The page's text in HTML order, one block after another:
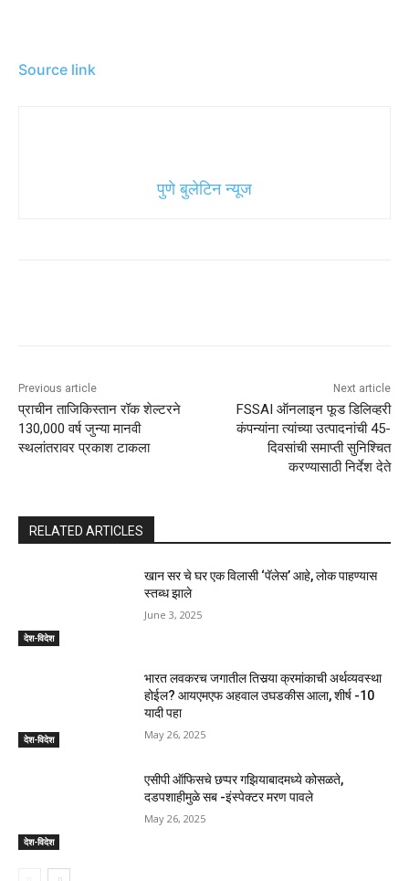
Source link
पुणे बुलेटिन न्यूज
Previous article
प्राचीन ताजिकिस्तान रॉक शेल्टरने
130,000 वर्ष जुन्या मानवी
स्थलांतरावर प्रकाश टाकला
Next article
FSSAI ऑनलाइन फूड डिलिव्हरी
कंपन्यांना त्यांच्या उत्पादनांची 45-
दिवसांची समाप्ती सुनिश्चित
करण्यासाठी निर्देश देते
RELATED ARTICLES
देश-विदेश
खान सर चे घर एक विलासी ‘पॅलेस’ आहे, लोक पाहण्यास
स्तब्ध झाले
June 3, 2025
देश-विदेश
भारत लवकरच जगातील तिसर्‍या क्रमांकाची अर्थव्यवस्था
होईल? आयएमएफ अहवाल उघडकीस आला, शीर्ष -10
यादी पहा
May 26, 2025
देश-विदेश
एसीपी ऑफिसचे छप्पर गझियाबादमध्ये कोसळते,
दडपशाहीमुळे सब -इंस्पेक्टर मरण पावले
May 26, 2025